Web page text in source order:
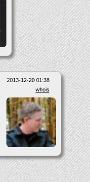
2013-12-20 01:38
whois